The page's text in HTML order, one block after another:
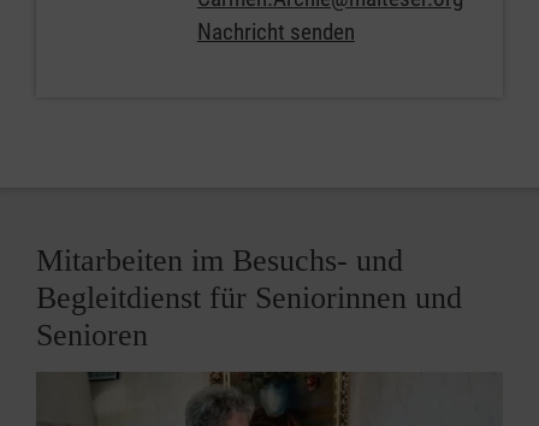
Nachricht senden
Mitarbeiten im Besuchs- und
Begleitdienst für Seniorinnen und
Senioren